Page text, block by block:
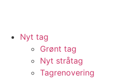
Nyt tag
Grønt tag
Nyt stråtag
Tagrenovering